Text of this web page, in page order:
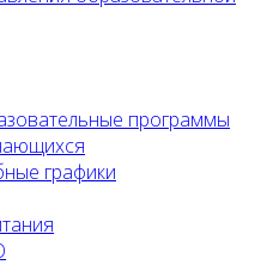
программы
графики